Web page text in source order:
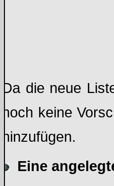
Da die neue
noch keine
hinzufügen.
Eine